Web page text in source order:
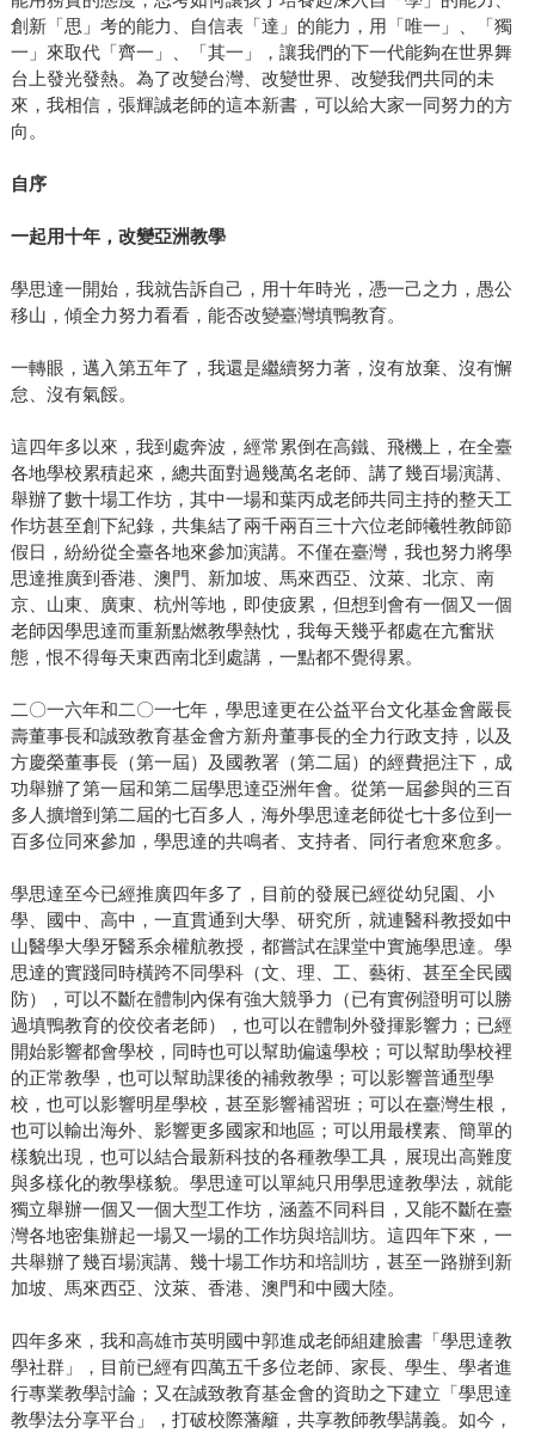
創新「思」考的能力、自信表「達」的能力，用「唯一」、「獨
一」來取代「齊一」、「其一」，讓我們的下一代能夠在世界舞
台上發光發熱。為了改變台灣、改變世界、改變我們共同的未
來，我相信，張輝誠老師的這本新書，可以給大家一同努力的方
向。
自序
一起用十年，改變亞洲教學
學思達一開始，我就告訴自己，用十年時光，憑一己之力，愚公
移山，傾全力努力看看，能否改變臺灣填鴨教育。
一轉眼，邁入第五年了，我還是繼續努力著，沒有放棄、沒有懈
怠、沒有氣餒。
這四年多以來，我到處奔波，經常累倒在高鐵、飛機上，在全臺
各地學校累積起來，總共面對過幾萬名老師、講了幾百場演講、
舉辦了數十場工作坊，其中一場和葉丙成老師共同主持的整天工
作坊甚至創下紀錄，共集結了兩千兩百三十六位老師犧牲教師節
假日，紛紛從全臺各地來參加演講。不僅在臺灣，我也努力將學
思達推廣到香港、澳門、新加坡、馬來西亞、汶萊、北京、南
京、山東、廣東、杭州等地，即使疲累，但想到會有一個又一個
老師因學思達而重新點燃教學熱忱，我每天幾乎都處在亢奮狀
態，恨不得每天東西南北到處講，一點都不覺得累。
二〇一六年和二〇一七年，學思達更在公益平台文化基金會嚴長
壽董事長和誠致教育基金會方新舟董事長的全力行政支持，以及
方慶榮董事長（第一屆）及國教署（第二屆）的經費挹注下，成
功舉辦了第一屆和第二屆學思達亞洲年會。從第一屆參與的三百
多人擴增到第二屆的七百多人，海外學思達老師從七十多位到一
百多位同來參加，學思達的共鳴者、支持者、同行者愈來愈多。
學思達至今已經推廣四年多了，目前的發展已經從幼兒園、小
學、國中、高中，一直貫通到大學、研究所，就連醫科教授如中
山醫學大學牙醫系余權航教授，都嘗試在課堂中實施學思達。學
思達的實踐同時橫跨不同學科（文、理、工、藝術、甚至全民國
防），可以不斷在體制內保有強大競爭力（已有實例證明可以勝
過填鴨教育的佼佼者老師），也可以在體制外發揮影響力；已經
開始影響都會學校，同時也可以幫助偏遠學校；可以幫助學校裡
的正常教學，也可以幫助課後的補救教學；可以影響普通型學
校，也可以影響明星學校，甚至影響補習班；可以在臺灣生根，
也可以輸出海外、影響更多國家和地區；可以用最樸素、簡單的
樣貌出現，也可以結合最新科技的各種教學工具，展現出高難度
與多樣化的教學樣貌。學思達可以單純只用學思達教學法，就能
獨立舉辦一個又一個大型工作坊，涵蓋不同科目，又能不斷在臺
灣各地密集辦起一場又一場的工作坊與培訓坊。這四年下來，一
共舉辦了幾百場演講、幾十場工作坊和培訓坊，甚至一路辦到新
加坡、馬來西亞、汶萊、香港、澳門和中國大陸。
四年多來，我和高雄市英明國中郭進成老師組建臉書「學思達教
學社群」，目前已經有四萬五千多位老師、家長、學生、學者進
行專業教學討論；又在誠致教育基金會的資助之下建立「學思達
教學法分享平台」，打破校際藩籬，共享教師教學講義。如今，